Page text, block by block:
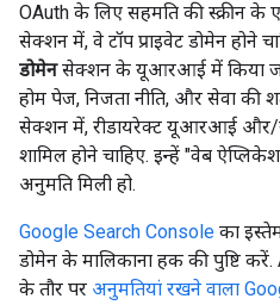
OAuth के लिए सहमति की स्क्रीन के
सेक्शन में, वे टॉप प्राइवेट डोमेन होने
डोमेनसेक्शन के यूआरआई में किया
होम पेज, निजता नीति, और सेवा की
सेक्शन में, रीडायरेक्ट यूआरआई और/
शामिल होने चाहिए. इन्हें "वेब
अनुमति मिली हो.
Google Search Console का
डोमेन के मालिकाना हक की पुष्टि
के तौर पर अनुमतियां रखने वाला